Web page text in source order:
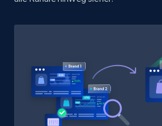
and more.
Zara - Products